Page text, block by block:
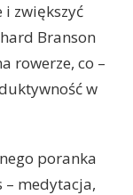
zwiększyć
Branson
rowerze, co –
w
poranka
medytacja,